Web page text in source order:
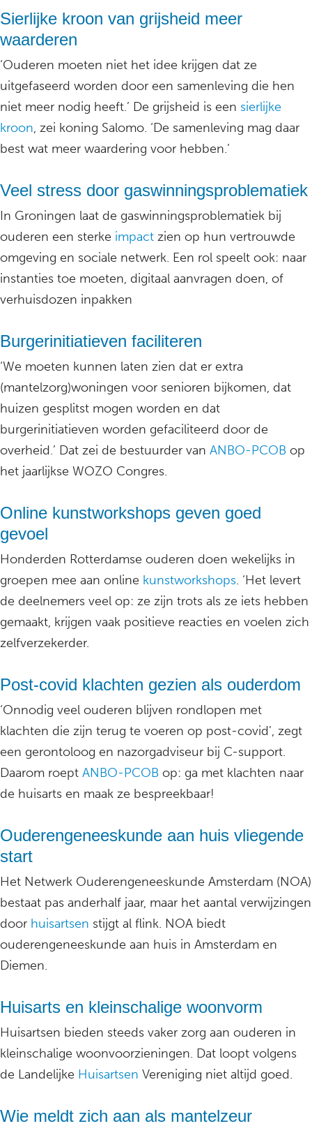
Sierlijke kroon van grijsheid meer
waarderen
‘Ouderen moeten niet het idee krijgen dat ze
uitgefaseerd worden door een samenleving die hen
niet meer nodig heeft.’ De grijsheid is een sierlijke
kroon, zei koning Salomo. ‘De samenleving mag daar
best wat meer waardering voor hebben.’
Veel stress door gaswinningsproblematiek
In Groningen laat de gaswinningsproblematiek bij
ouderen een sterke impact zien op hun vertrouwde
omgeving en sociale netwerk. Een rol speelt ook: naar
instanties toe moeten, digitaal aanvragen doen, of
verhuisdozen inpakken
Burgerinitiatieven faciliteren
‘We moeten kunnen laten zien dat er extra
(mantelzorg)woningen voor senioren bijkomen, dat
huizen gesplitst mogen worden en dat
burgerinitiatieven worden gefaciliteerd door de
overheid.’ Dat zei de bestuurder van ANBO-PCOB op
het jaarlijkse WOZO Congres.
Online kunstworkshops geven goed
gevoel
Honderden Rotterdamse ouderen doen wekelijks in
groepen mee aan online kunstworkshops. ‘Het levert
de deelnemers veel op: ze zijn trots als ze iets hebben
gemaakt, krijgen vaak positieve reacties en voelen zich
zelfverzekerder.
Post-covid klachten gezien als ouderdom
‘Onnodig veel ouderen blijven rondlopen met
klachten die zijn terug te voeren op post-covid’, zegt
een gerontoloog en nazorgadviseur bij C-support.
Daarom roept ANBO-PCOB op: ga met klachten naar
de huisarts en maak ze bespreekbaar!
Ouderengeneeskunde aan huis vliegende
start
Het Netwerk Ouderengeneeskunde Amsterdam (NOA)
bestaat pas anderhalf jaar, maar het aantal verwijzingen
door huisartsen stijgt al flink. NOA biedt
ouderengeneeskunde aan huis in Amsterdam en
Diemen.
Huisarts en kleinschalige woonvorm
Huisartsen bieden steeds vaker zorg aan ouderen in
kleinschalige woonvoorzieningen. Dat loopt volgens
de Landelijke Huisartsen Vereniging niet altijd goed.
Wie meldt zich aan als mantelzeur